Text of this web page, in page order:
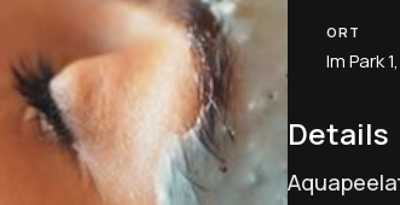
ORT
Im Park 1,
Details